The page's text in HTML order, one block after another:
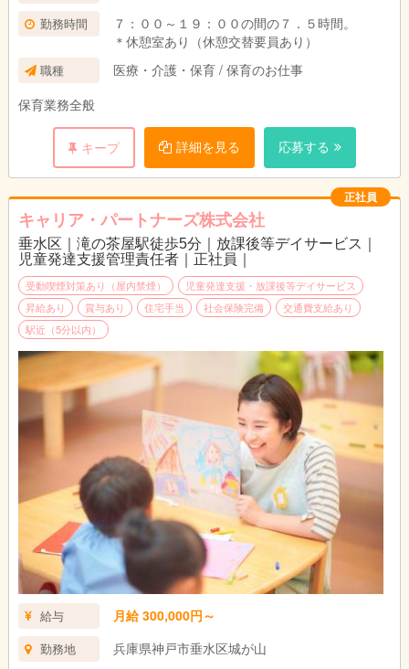
勤務時間
７：００～１９：００の間の７．５時間。
＊休憩室あり（休憩交替要員あり）
職種
医療・介護・保育 / 保育のお仕事
保育業務全般
キープ 詳細を見る 応募する
正社員
キャリア・パートナーズ株式会社
垂水区｜滝の茶屋駅徒歩5分｜放課後等デイサービス｜
児童発達支援管理責任者｜正社員｜
受動喫煙対策あり（屋内禁煙）
児童発達支援・放課後等デイサービス
昇給あり
賞与あり 住宅手当 社会保険完備
交通費支給あり
駅近（5分以内）
給与 月給 300,000円～
勤務地 兵庫県神戸市垂水区城が山